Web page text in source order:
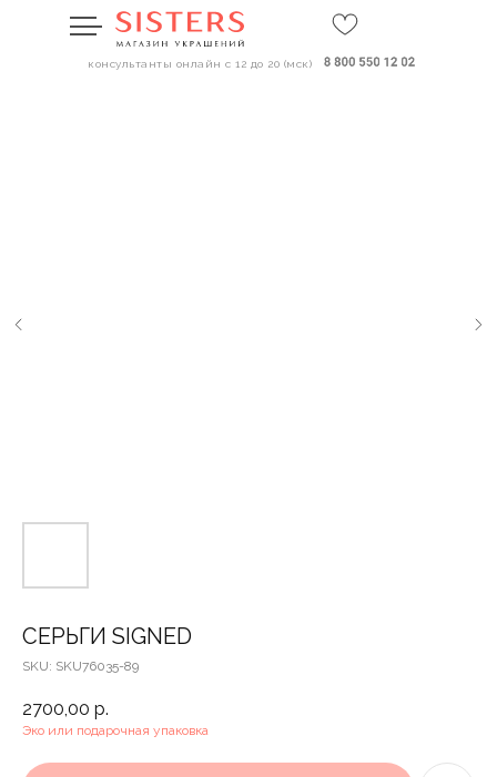
консультанты онлайн с 12 до 20 (мск)
СЕРЬГИ SIGNED
SKU: SKU76035-89
2700,00 р.
Эко или подарочная упаковка